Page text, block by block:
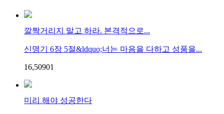
깔짝거리지 말고 하라. 본격적으로...
신명기 6장 5절&ldquo;너는 마음을 다하고 성품을...
16,50901
미리 해야 성공한다